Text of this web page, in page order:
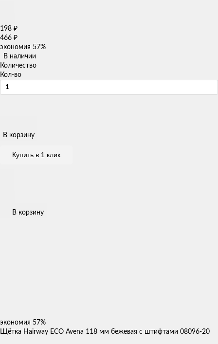
198 ₽
466 ₽
экономия 57%
В наличии
Количество
Кол-во
В корзину
Купить в 1 клик
В корзину
экономия 57%
Щётка Hairway ECO Avena 118 мм бежевая с штифтами 08096-20